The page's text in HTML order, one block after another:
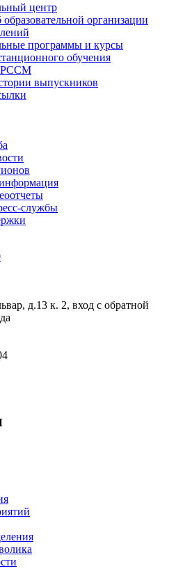
центр
организации
программы и курсы
обучения
РССМ
выпускников
службы
д.13 к. 2, вход с обратной